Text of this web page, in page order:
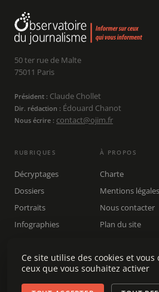
50 ter rue de Malte
75011 Paris
Président : Claude Chollet
Dir. rédaction : Édouard Chanot
Nous écrire : contact@ojim.fr
RUBRIQUES
Décryptages
Dossiers
Portraits
Infographies
Rechercher
À PROPOS
Charte
Mentions légales
Nous contacter
Plan du site
Ce site utilise des cookies et
ceux que vous souhaitez activer